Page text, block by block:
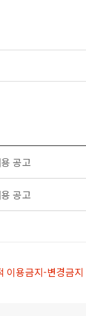
공고
공고
이용금지-변경금지